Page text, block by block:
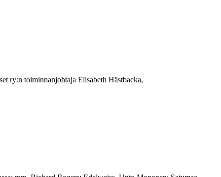
ry:n toiminnanjohtaja Elisabeth Hästbacka,